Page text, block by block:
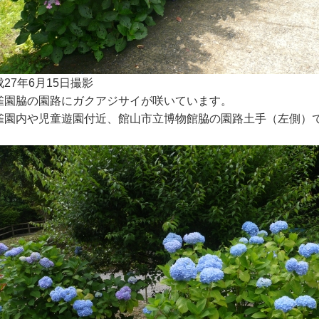
27年6月15日撮影
園脇の園路にガクアジサイが咲いています。
園内や児童遊園付近、館山市立博物館脇の園路土手（左側）